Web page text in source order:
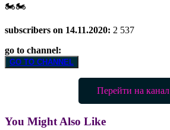
🏍🏍
subscribers on 14.11.2020: 2 537
go to channel:
GO TO CHANNEL
Перейти на канал
You Might Also Like